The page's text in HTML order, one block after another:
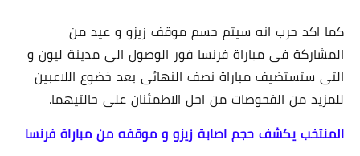
كما اكد حرب انه سيتم حسم موقف زيزو و عيد من
المشاركة فى مباراة فرنسا فور الوصول الى مدينة ليون و
التى ستستضيف مباراة نصف النهائى بعد خضوع اللاعبين
للمزيد من الفحوصات من اجل الاطمئنان على حالتيهما.
المنتخب يكشف حجم اصابة زيزو و موقفه من مباراة فرنسا